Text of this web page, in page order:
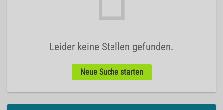
Leider keine Stellen gefunden.
Neue Suche starten